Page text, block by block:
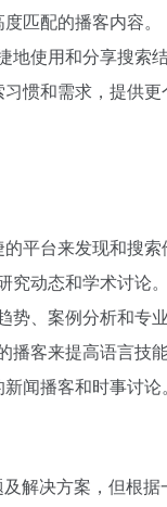
匹配的播客内容。
使用和分享搜索结
惯和需求，提供更
平台来发现和搜索
动态和学术讨论。
、案例分析和专业
客来提高语言技能
闻播客和时事讨论。
解决方案，但根